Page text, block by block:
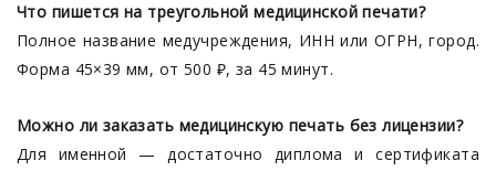
Что пишется на треугольной медицинской печати?
Полное название медучреждения, ИНН или ОГРН, город.
Форма 45×39 мм, от 500 ₽, за 45 минут.
Можно ли заказать медицинскую печать без лицензии?
Для именной — достаточно диплома и сертификата